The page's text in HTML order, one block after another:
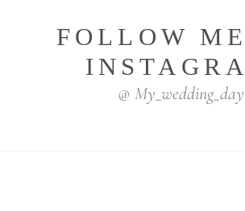
FOLLOW
@ My_wedding_day